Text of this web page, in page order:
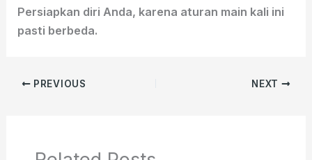
Persiapkan diri Anda, karena aturan main kali ini
pasti berbeda.
PREVIOUS NEXT